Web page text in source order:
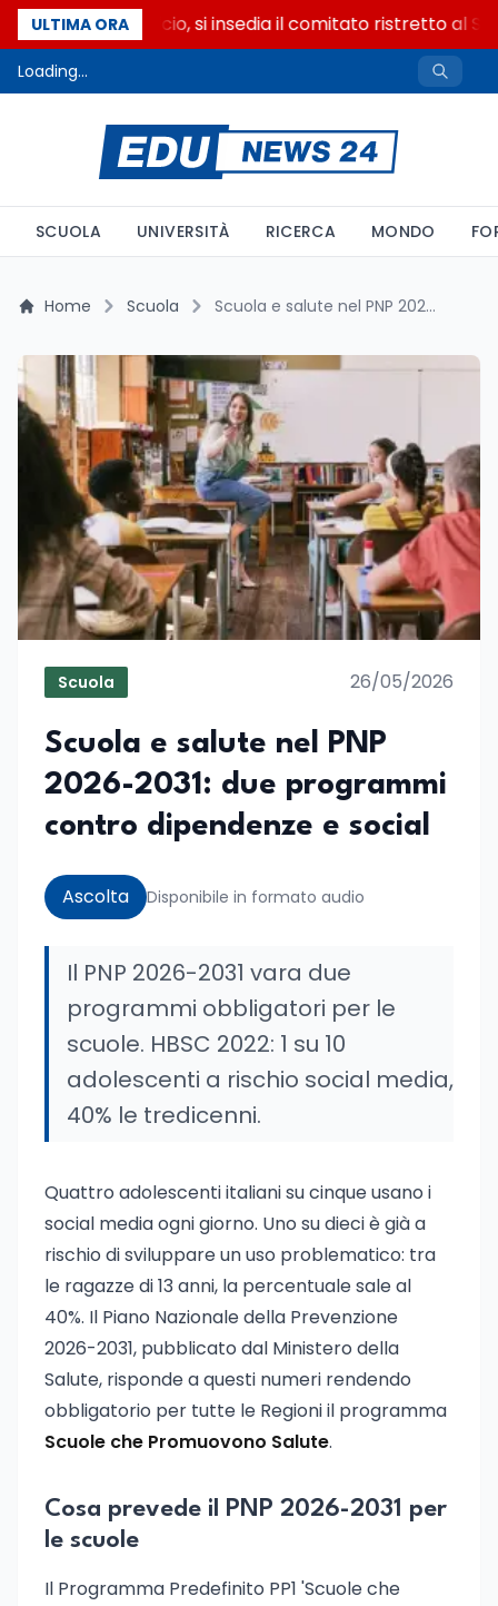
ULTIMA ORA
Riforma del calcio, si insedia il comitato ristretto al
Loading...
SCUOLA UNIVERSITÀ RICERCA MONDO
Home Scuola Scuola e salute nel PNP 2026-2031: due programmi contro dipendenze e social
Scuola 26/05/2026
Scuola e salute nel PNP
2026-2031: due programmi
contro dipendenze e social
Ascolta Disponibile in formato audio
Il PNP 2026-2031 vara due
programmi obbligatori per le
scuole. HBSC 2022: 1 su 10
adolescenti a rischio social media,
40% le tredicenni.
Quattro adolescenti italiani su cinque usano i
social media ogni giorno. Uno su dieci è già a
rischio di sviluppare un uso problematico: tra
le ragazze di 13 anni, la percentuale sale al
40%. Il Piano Nazionale della Prevenzione
2026-2031, pubblicato dal Ministero della
Salute, risponde a questi numeri rendendo
obbligatorio per tutte le Regioni il programma
Scuole che Promuovono Salute.
Cosa prevede il PNP 2026-2031 per
le scuole
Il Programma Predefinito PP1 'Scuole che